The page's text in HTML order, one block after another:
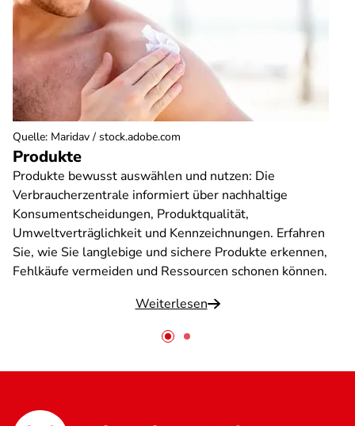
Produkte
Produkte bewusst auswählen und nutzen: Die
Verbraucherzentrale informiert über nachhaltige
Konsumentscheidungen, Produktqualität,
Umweltverträglichkeit und Kennzeichnungen. Erfahren
Sie, wie Sie langlebige und sichere Produkte erkennen,
Fehlkäufe vermeiden und Ressourcen schonen können.
Weiterlesen
Quelle: Maridav / stock.adobe.com